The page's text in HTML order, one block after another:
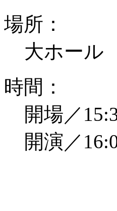
場所：
大ホール
時間：
開場／
開演／